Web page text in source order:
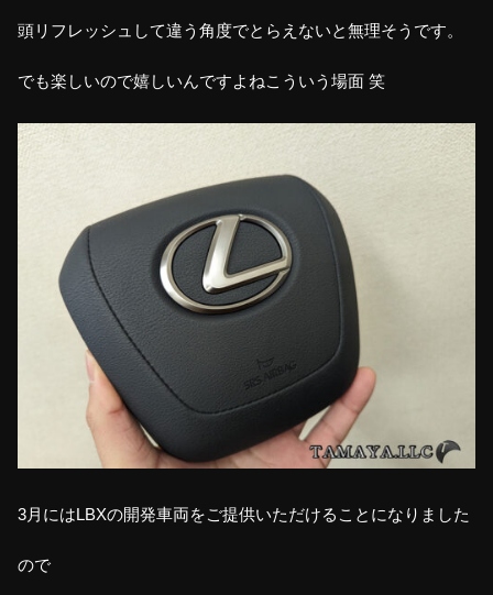
頭リフレッシュして違う角度でとらえないと無理そうです。
でも楽しいので嬉しいんですよねこういう場面 笑
3月にはLBXの開発車両をご提供いただけることになりました
ので